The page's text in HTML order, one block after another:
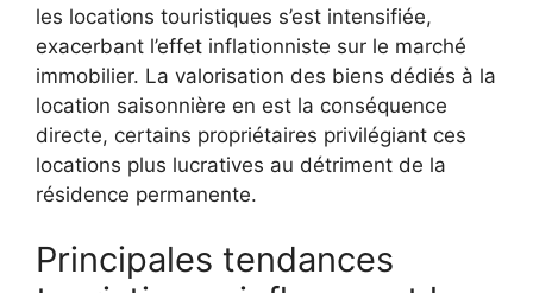
les locations touristiques s’est intensifiée,
exacerbant l’effet inflationniste sur le marché
immobilier. La valorisation des biens dédiés à la
location saisonnière en est la conséquence
directe, certains propriétaires privilégiant ces
locations plus lucratives au détriment de la
résidence permanente.
Principales tendances